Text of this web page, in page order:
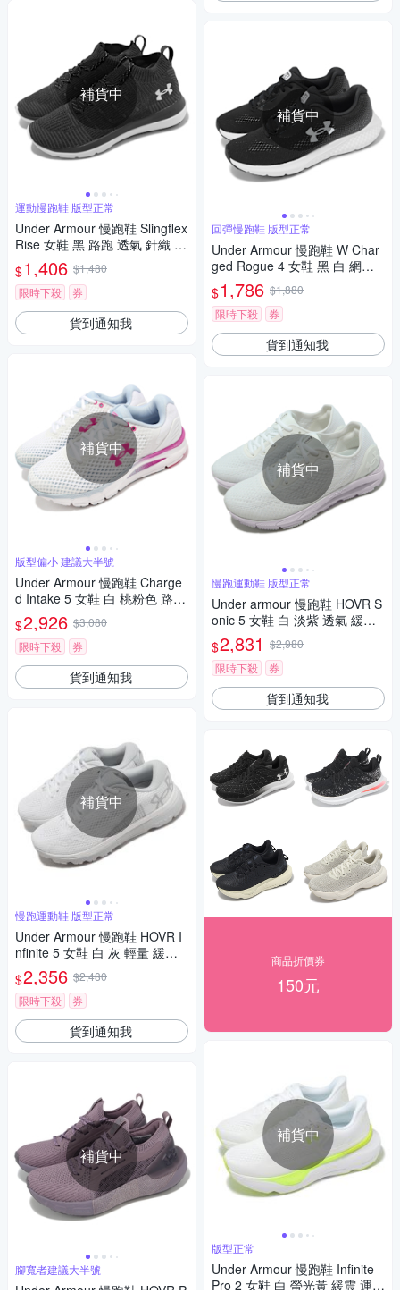
補貨中
運動慢跑鞋 版型正常
Under Armour 慢跑鞋 Slingflex
Rise 女鞋 黑 路跑 透氣 針織 緩
震 運動鞋 UA 3000096001
$1,406 $1,480
限時下殺
券
貨到通知我
補貨中
版型偏小 建議大半號
Under Armour 慢跑鞋 Charge
d Intake 5 女鞋 白 桃粉色 路跑
運動鞋 3023564106
$2,926 $3,080
限時下殺
券
貨到通知我
補貨中
慢跑運動鞋 版型正常
Under Armour 慢跑鞋 HOVR I
nfinite 5 女鞋 白 灰 輕量 緩震
路跑 運動鞋 UA 3026550103
$2,356 $2,480
限時下殺
券
貨到通知我
補貨中
腳寬者建議大半號
Under Armour 慢跑鞋 HOVR P
補貨中
回彈慢跑鞋 版型正常
Under Armour 慢跑鞋 W Char
ged Rogue 4 女鞋 黑 白 網布
透氣 回彈 雙密度 運動鞋 UA 3
027005001
$1,786 $1,880
限時下殺
券
貨到通知我
補貨中
慢跑運動鞋 版型正常
Under armour 慢跑鞋 HOVR S
onic 5 女鞋 白 淡紫 透氣 緩震
網布 運動鞋 UA 3024906102
$2,831 $2,980
限時下殺
券
貨到通知我
商品折價券
150元
補貨中
版型正常
Under Armour 慢跑鞋 Infinite
Pro 2 女鞋 白 螢光黃 緩震 運動